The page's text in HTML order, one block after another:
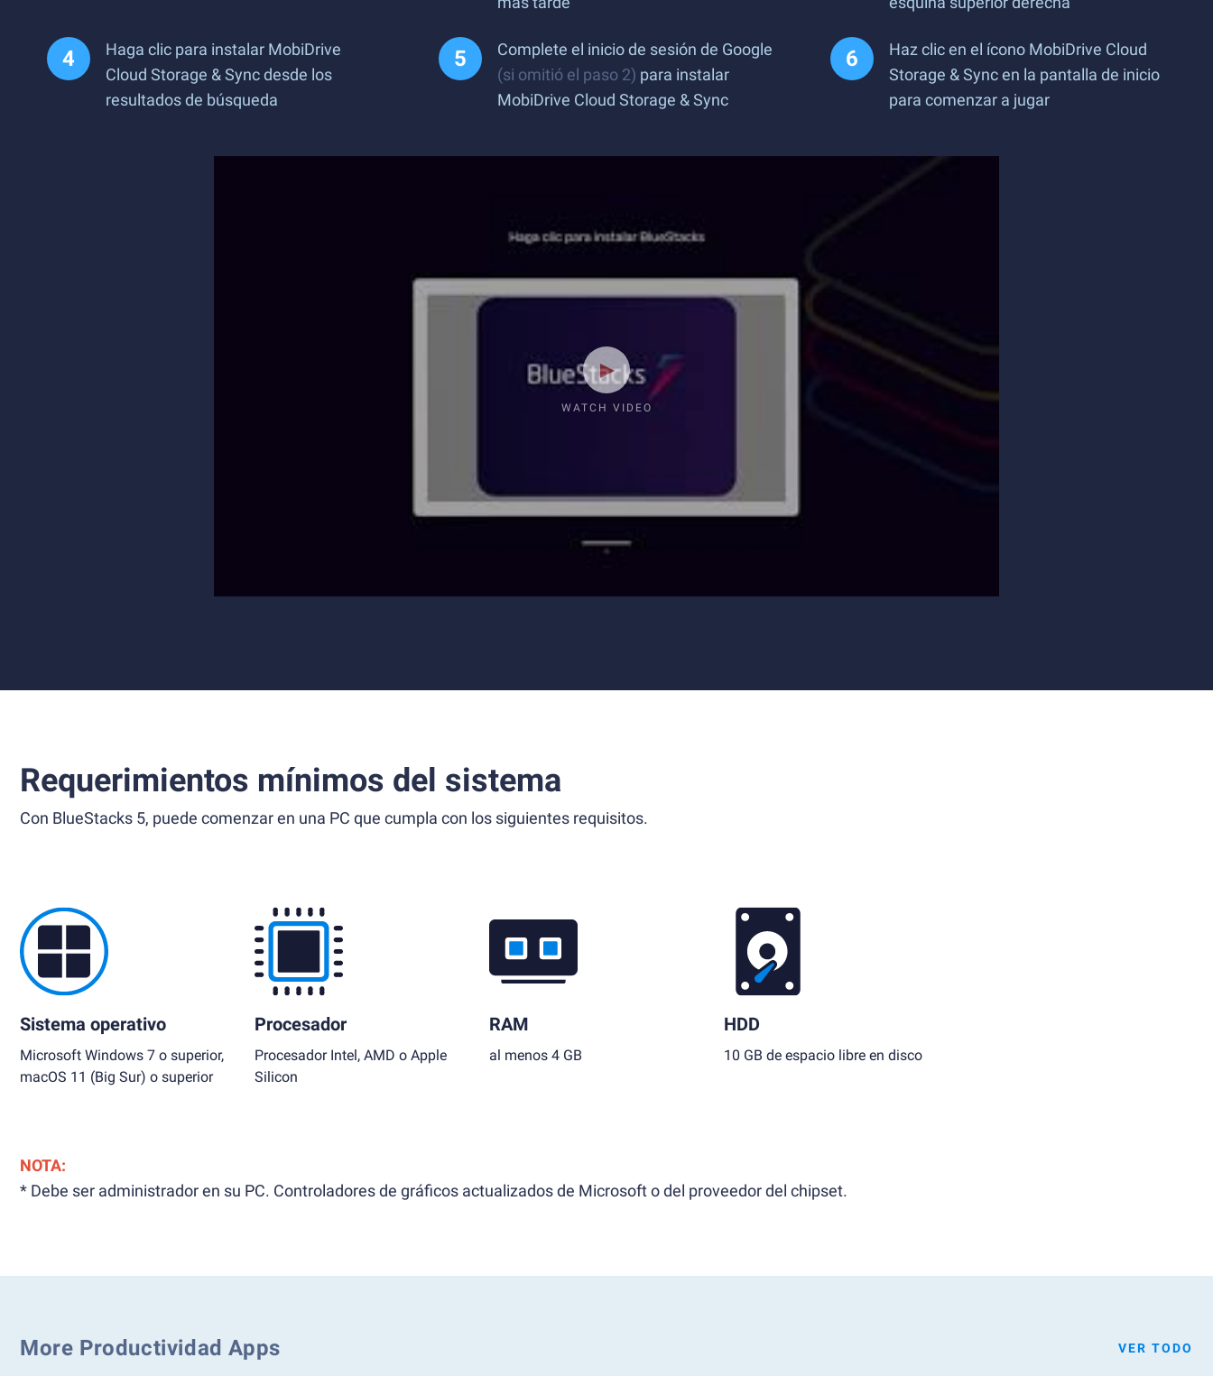
Haga clic para instalar MobiDrive
Cloud Storage & Sync desde los
resultados de búsqueda
Complete el inicio de sesión de Google
(si omitió el paso 2) para instalar
MobiDrive Cloud Storage & Sync
Haz clic en el ícono MobiDrive Cloud
Storage & Sync en la pantalla de inicio
para comenzar a jugar
WATCH VIDEO
Requerimientos mínimos del sistema
Con BlueStacks 5, puede comenzar en una PC que cumpla con los siguientes requisitos.
Sistema operativo
Microsoft Windows 7 o superior,
macOS 11 (Big Sur) o superior
Procesador
Procesador Intel, AMD o Apple
Silicon
RAM
al menos 4 GB
HDD
10 GB de espacio libre en disco
NOTA:
* Debe ser administrador en su PC. Controladores de gráficos actualizados de Microsoft o del proveedor del chipset.
More Productividad Apps VER TODO